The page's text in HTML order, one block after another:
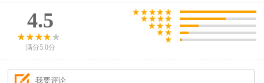
4.5
满分5.0分